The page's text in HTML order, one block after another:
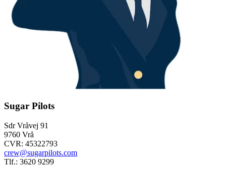
Sugar Pilots
Sdr Vråvej 91
9760 Vrå
CVR: 45322793
crew@sugarpilots.com
Tlf.: 3620 9299